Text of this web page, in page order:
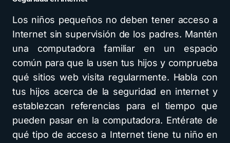
Los niños pequeños no deben tener acceso a
Internet sin supervisión de los padres. Mantén
una computadora familiar en un espacio
común para que la usen tus hijos y comprueba
qué sitios web visita regularmente. Habla con
tus hijos acerca de la seguridad en internet y
establezcan referencias para el tiempo que
pueden pasar en la computadora. Entérate de
qué tipo de acceso a Internet tiene tu niño en